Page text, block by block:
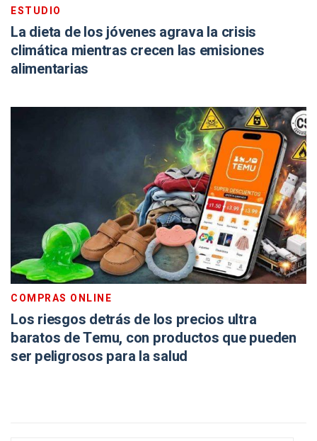
ESTUDIO
La dieta de los jóvenes agrava la crisis
climática mientras crecen las emisiones
alimentarias
COMPRAS ONLINE
Los riesgos detrás de los precios ultra
baratos de Temu, con productos que pueden
ser peligrosos para la salud